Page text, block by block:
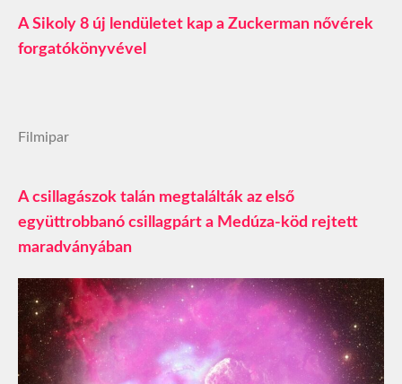
A Sikoly 8 új lendületet kap a Zuckerman nővérek
forgatókönyvével
Filmipar
A csillagászok talán megtalálták az első
együttrobbanó csillagpárt a Medúza-köd rejtett
maradványában